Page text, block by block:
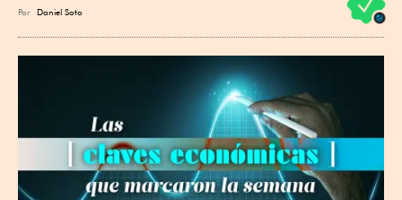
Por Daniel Soto